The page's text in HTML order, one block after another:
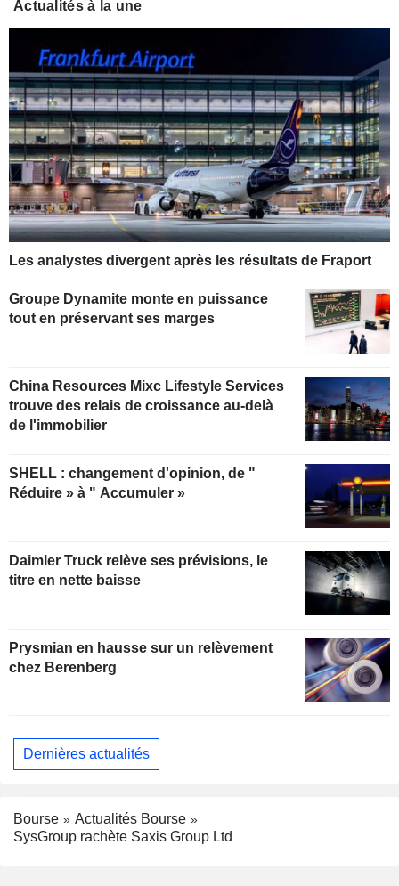
Actualités à la une
Les analystes divergent après les résultats de Fraport
Groupe Dynamite monte en puissance
tout en préservant ses marges
China Resources Mixc Lifestyle Services
trouve des relais de croissance au-delà
de l'immobilier
SHELL : changement d'opinion, de "
Réduire » à " Accumuler »
Daimler Truck relève ses prévisions, le
titre en nette baisse
Prysmian en hausse sur un relèvement
chez Berenberg
Dernières actualités
Bourse
Actualités Bourse
SysGroup rachète Saxis Group Ltd